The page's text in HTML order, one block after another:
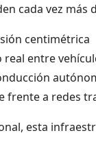
cada vez
centimétrica
real entre
frente a redes
esta